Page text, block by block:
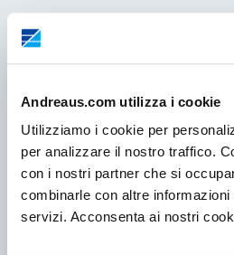
Andreaus.com utilizza i cookie
Utilizziamo i cookie per
per analizzare il nostro traffico.
con i nostri partner che si
combinarle con altre
servizi. Acconsenta ai nostri